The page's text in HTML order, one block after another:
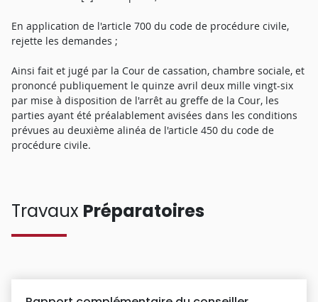
En application de l'article 700 du code de procédure civile,
rejette les demandes ;
Ainsi fait et jugé par la Cour de cassation, chambre sociale, et
prononcé publiquement le quinze avril deux mille vingt-six
par mise à disposition de l'arrêt au greffe de la Cour, les
parties ayant été préalablement avisées dans les conditions
prévues au deuxième alinéa de l'article 450 du code de
procédure civile.
Travaux Préparatoires